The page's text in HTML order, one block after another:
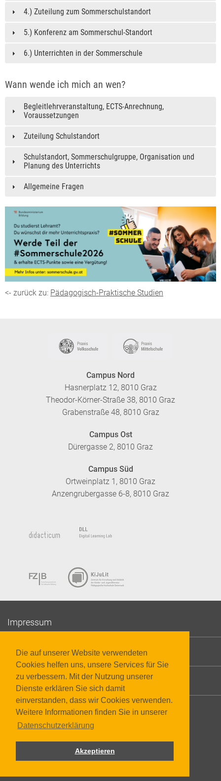
Die auf unserer Website verwendeten
Cookies helfen uns, unsere Services für Sie
zu verbessern. Mit der Nutzung unserer
Dienste erklären Sie sich damit
einverstanden, dass wir Cookies verwenden.
Weitere Informationen finden Sie in unserer
Datenschutzerklärung
Akzeptieren
4.) Zuteilung zum Sommerschulstandort
5.) Konferenz am Sommerschul-Standort
6.) Unterrichten in der Sommerschule
Wann wende ich mich an wen?
Begleitlehrveranstaltung, ECTS-Anrechnung,
Voraussetzungen
Zuteilung Schulstandort
Schulstandort, Sommerschulgruppe, Organisation und
Planung des Unterrichts
Allgemeine Fragen
<- zurück zu: Pädagogisch-Praktische Studien
Campus Nord
Hasnerplatz 12, 8010 Graz
Theodor-Körner-Straße 38, 8010 Graz
Grabenstraße 48, 8010 Graz
Campus Ost
Dürergasse 2, 8010 Graz
Campus Süd
Ortweinplatz 1, 8010 Graz
Anzengrubergasse 6-8, 8010 Graz
Impressum
Datenschutzerklärung
Barrierefreiheit